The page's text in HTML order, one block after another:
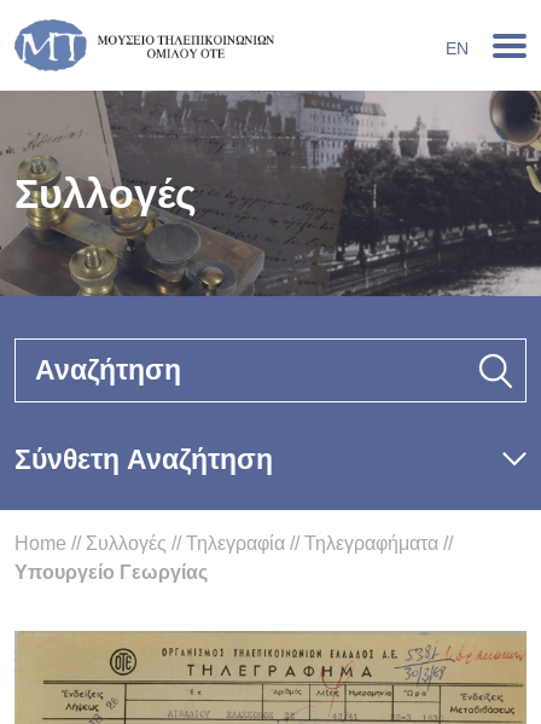
EN
Συλλογές
Αναζήτηση
Σύνθετη Αναζήτηση
Home // Συλλογές //Τηλεγραφία //Τηλεγραφήματα //
Υπουργείο Γεωργίας